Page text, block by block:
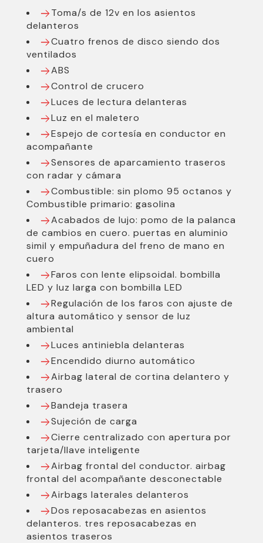
Consumo ciudad(l/100 km):
Consumo carretera(l/100 km):
Nacional:
Población:
Año Desde:
Combustible:
Cambio: Manual
Potencia(CV):
Cilindrada(cc):
Cilindros:
Marchas:
Toma/s de 12v en los asientos
delanteros
Cuatro frenos de disco siendo dos
ventilados
ABS
Control de crucero
Luces de lectura delanteras
Luz en el maletero
Espejo de cortesía en conductor en
acompañante
Sensores de aparcamiento traseros
con radar y cámara
Combustible: sin plomo 95 octanos y
Combustible primario: gasolina
Acabados de lujo: pomo de la palanca
de cambios en cuero. puertas en aluminio
simil y empuñadura del freno de mano en
cuero
Faros con lente elipsoidal. bombilla
LED y luz larga con bombilla LED
Regulación de los faros con ajuste de
altura automático y sensor de luz
ambiental
Luces antiniebla delanteras
Encendido diurno automático
Airbag lateral de cortina delantero y
trasero
Bandeja trasera
Sujeción de carga
Cierre centralizado con apertura por
tarjeta/llave inteligente
Airbag frontal del conductor. airbag
frontal del acompañante desconectable
Airbags laterales delanteros
Dos reposacabezas en asientos
delanteros. tres reposacabezas en
asientos traseros